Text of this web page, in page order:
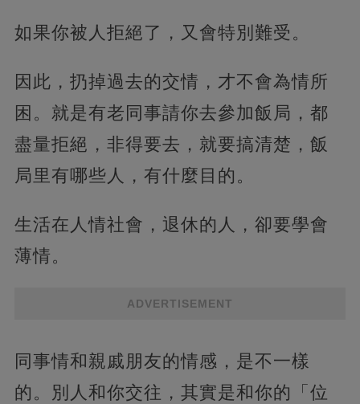
如果你被人拒絕了，又會特別難受。
因此，扔掉過去的交情，才不會為情所
困。就是有老同事請你去參加飯局，都
盡量拒絕，非得要去，就要搞清楚，飯
局里有哪些人，有什麼目的。
生活在人情社會，退休的人，卻要學會
薄情。
ADVERTISEMENT
同事情和親戚朋友的情感，是不一樣
的。別人和你交往，其實是和你的「位